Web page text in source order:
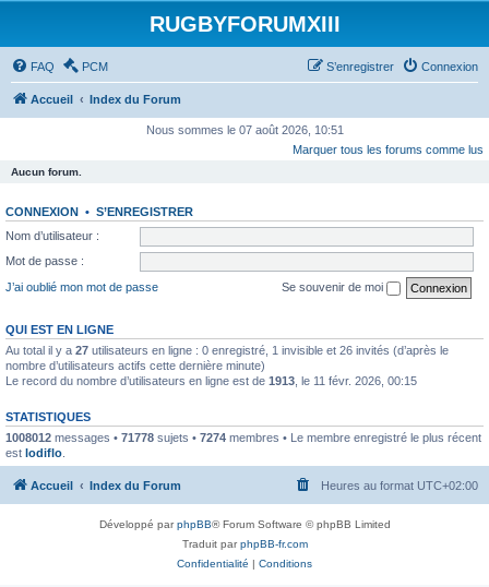
RUGBYFORUMXIII
FAQ PCM Connexion
S’enregistrer
Accueil Index du Forum
Nous sommes le 07 août 2026, 10:51
Marquer tous les forums comme lus
Aucun forum.
CONNEXION • S’ENREGISTRER
Nom d’utilisateur :
Mot de passe :
J’ai oublié mon mot de passe
Se souvenir de moi
QUI EST EN LIGNE
Au total il y a 27 utilisateurs en ligne : 0 enregistré, 1 invisible et 26 invités (d’après le
nombre d’utilisateurs actifs cette dernière minute)
Le record du nombre d’utilisateurs en ligne est de 1913 , le 11 févr. 2026, 00:15
STATISTIQUES
1008012 messages • 71778 sujets • 7274 membres • Le membre enregistré le plus récent
est lodiflo
Accueil Index du Forum Heures au format UTC+02:00
Développé parphpBB® Forum Software © phpBB Limited
Traduit parphpBB-fr.com
Confidentialité | Conditions